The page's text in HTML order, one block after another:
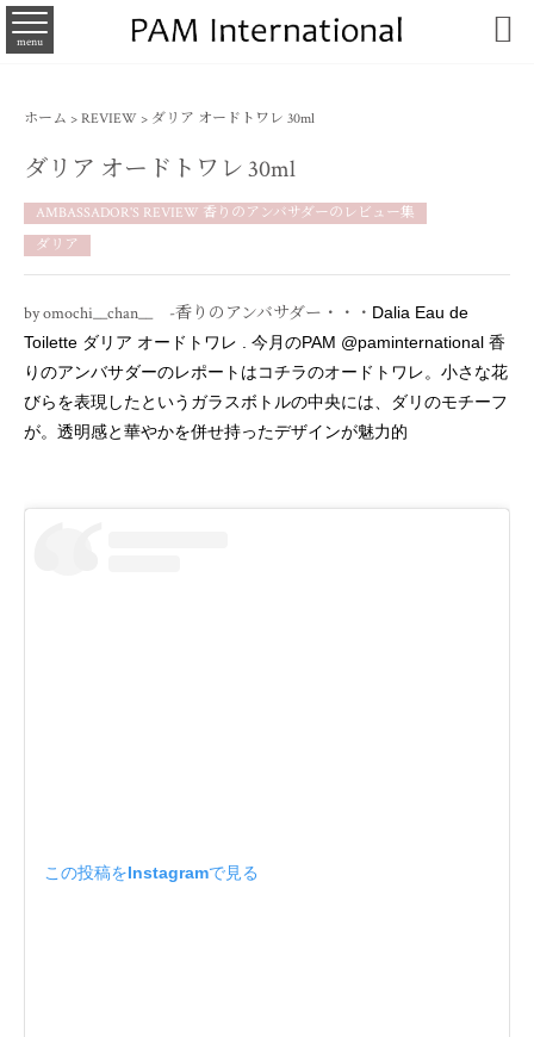
menu 
ホーム > REVIEW > ダリア オードトワレ 30ml
ダリア オードトワレ 30ml
AMBASSADOR'S REVIEW 香りのアンバサダーのレビュー集
ダリア
by omochi__chan__ -香りのアンバサダー・・・ Dalia Eau de
Toilette ダリア オードトワレ . 今月のPAM @paminternational 香
りのアンバサダーのレポートはコチラのオードトワレ。小さな花
びらを表現したというガラスボトルの中央には、ダリのモチーフ
が。透明感と華やかを併せ持ったデザインが魅力的
この投稿をInstagramで見る